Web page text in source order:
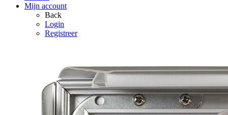
Mijn account
Back
Login
Registreer